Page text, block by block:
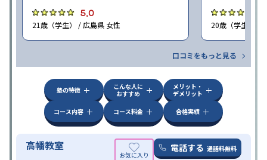
5.0
21歳（学生） / 広島県 女性 20歳（学生） /
口コミをもっと見る
塾の特徴
こんな人に
おすすめ
メリット・
デメリット
コース内容
コース料金 合格実績
高幡教室 電話する 通話料無料